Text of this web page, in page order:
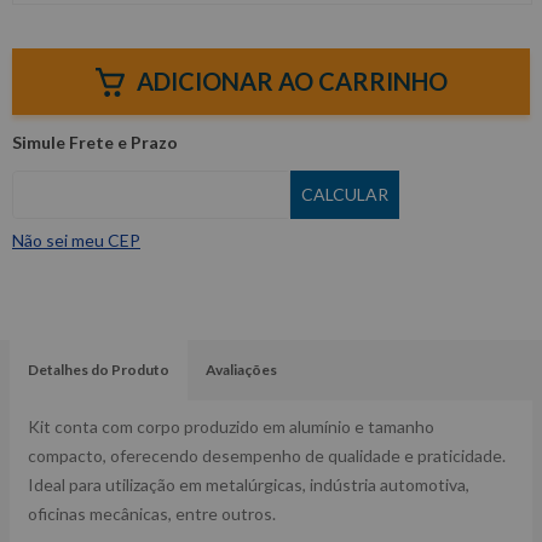
ADICIONAR AO CARRINHO
Não sei meu CEP
Detalhes do Produto Avaliações
Kit conta com corpo produzido em alumínio e tamanho
compacto, oferecendo desempenho de qualidade e praticidade.
Ideal para utilização em metalúrgicas, indústria automotiva,
oficinas mecânicas, entre outros.